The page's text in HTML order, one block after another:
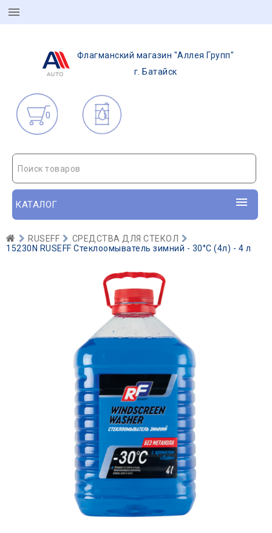
Флагманский магазин "Аллея Групп"
г. Батайск
0
Поиск товаров
КАТАЛОГ
RUSEFF
СРЕДСТВА ДЛЯ СТЕКОЛ
15230N RUSEFF Стеклоомыватель зимний - 30°С (4л) - 4 л